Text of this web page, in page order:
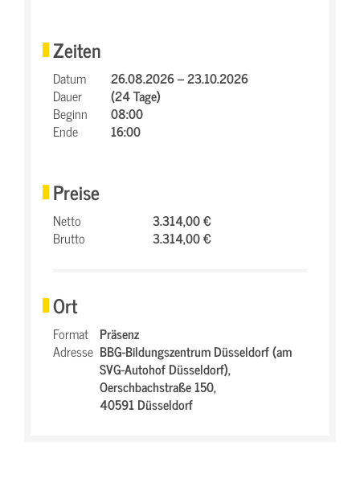
Zeiten
Datum
26.08.2026 – 23.10.2026
Dauer
(24 Tage)
Beginn
08:00
Ende
16:00
Preise
Netto
3.314,00 €
Brutto
3.314,00 €
Ort
Format Präsenz
Adresse BBG-Bildungszentrum Düsseldorf (am
SVG-Autohof Düsseldorf),
Oerschbachstraße 150,
40591 Düsseldorf